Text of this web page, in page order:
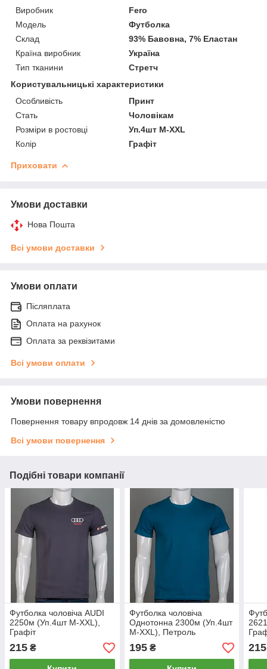
Виробник
Fero
Модель
Футболка
Склад
93% Бавовна, 7% Еластан
Країна виробник
Україна
Тип тканини
Стретч
Користувальницькі характеристики
Особливість
Принт
Стать
Чоловікам
Розміри в ростовці
Уп.4шт M-XXL
Колір
Графіт
Приховати
Умови доставки
Нова Пошта
Всі умови доставки
Умови оплати
Післяплата
Оплата на рахунок
Оплата за реквізитами
Всі умови оплати
Умови повернення
Повернення товару впродовж 14 днів за домовленістю
Всі умови повернення
Подібні товари компанії
Футболка чоловіча AUDI
2250м (Уп.4шт M-XXL),
Графіт
215 ₴
Футболка чоловіча
Однотонна 2300м (Уп.4шт
M-XXL), Петроль
195₴ 215